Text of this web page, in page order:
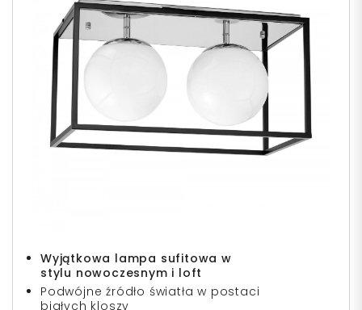
Wyjątkowa lampa sufitowa w
stylu nowoczesnym i loft
Podwójne źródło światła w postaci
białych kloszy